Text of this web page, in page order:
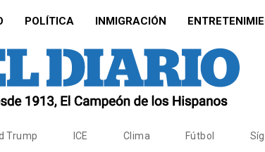
POLÍTICA INMIGRACIÓN
Trump ICE Clima Fútbol